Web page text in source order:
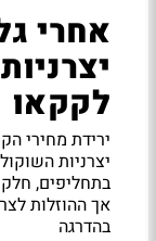
אחרי
לקקאו
ירידת מחירי
יצרניות
בתחליפים,
אך ההוזלות
בהדרגה